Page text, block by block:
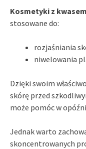
Kosmetyki z
stosowane do:
rozjaśniania
niwelowania
Dzięki swoim
skórę przed
może pomóc w
Jednak warto
skoncentrowanych